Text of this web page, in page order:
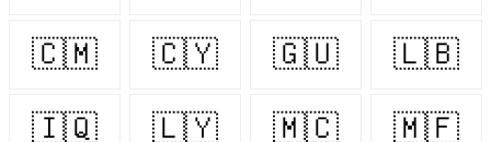
🇨🇲 🇨🇾 🇬🇺 🇱🇧
🇮🇶 🇱🇾 🇲🇨 🇲🇫